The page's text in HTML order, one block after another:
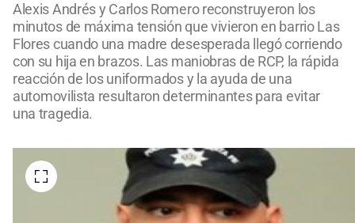
Alexis Andrés y Carlos Romero reconstruyeron los
minutos de máxima tensión que vivieron en barrio Las
Flores cuando una madre desesperada llegó corriendo
con su hija en brazos. Las maniobras de RCP, la rápida
reacción de los uniformados y la ayuda de una
automovilista resultaron determinantes para evitar
una tragedia.